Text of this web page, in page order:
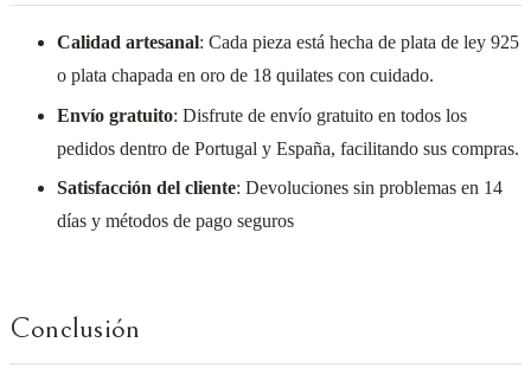
Calidad artesanal: Cada pieza está hecha de plata de ley 925
o plata chapada en oro de 18 quilates con cuidado.
Envío gratuito: Disfrute de envío gratuito en todos los
pedidos dentro de Portugal y España, facilitando sus compras.
Satisfacción del cliente: Devoluciones sin problemas en 14
días y métodos de pago seguros
Conclusión